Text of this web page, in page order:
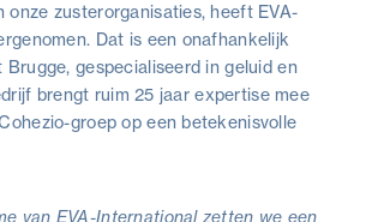
onze zusterorganisaties, heeft EVA-
Dat is een onafhankelijk
Brugge, gespecialiseerd in geluid en
brengt ruim 25 jaar expertise mee
groep op een betekenisvolle
van EVA-International zetten we een